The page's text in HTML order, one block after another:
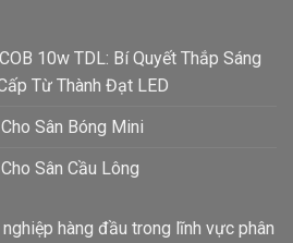
10w TDL: Bí Quyết Thắp Sáng
Từ Thành Đạt LED
Sân Bóng Mini
Sân Cầu Lông
hàng đầu trong lĩnh vực phân